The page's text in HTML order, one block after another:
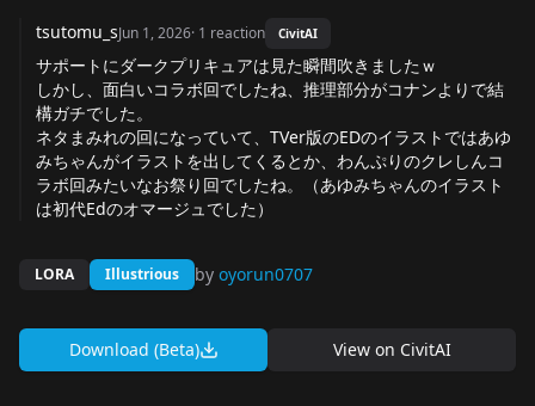
tsutomu_sJun 1, 2026· 1 reaction CivitAI
サポートにダークプリキュアは見た瞬間吹きましたｗ
しかし、面白いコラボ回でしたね、推理部分がコナンよりで結
構ガチでした。
ネタまみれの回になっていて、TVer版のEDのイラストではあゆ
みちゃんがイラストを出してくるとか、わんぷりのクレしんコ
ラボ回みたいなお祭り回でしたね。（あゆみちゃんのイラスト
は初代Edのオマージュでした）
LORA Illustrious by oyorun0707
Download (Beta) View on CivitAI